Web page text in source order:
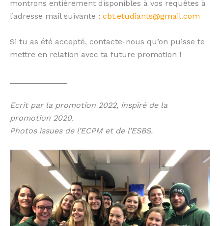
montrons entièrement disponibles à vos requêtes à
l’adresse mail suivante : cbt.etudiants@gmail.com
Si tu as été accepté, contacte-nous qu’on puisse te
mettre en relation avec ta future promotion !
Ecrit par la promotion 2022, inspiré de la
promotion 2020.
Photos issues de l’ECPM et de l’ESBS.